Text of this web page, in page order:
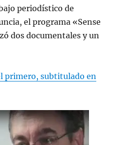
periodístico de
el programa «Sense
dos documentales y un
primero, subtitulado en